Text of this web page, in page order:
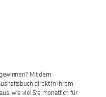
Mit dem
direkt in Ihrem
wie viel Sie monatlich für